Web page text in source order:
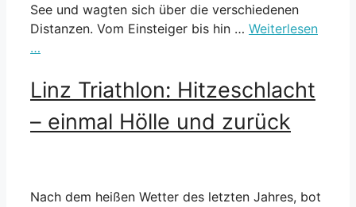
See und wagten sich über die verschiedenen
Distanzen. Vom Einsteiger bis hin … Weiterlesen
…
Linz Triathlon: Hitzeschlacht
– einmal Hölle und zurück
Nach dem heißen Wetter des letzten Jahres, bot